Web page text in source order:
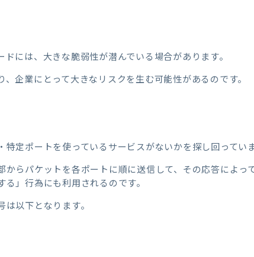
には、大きな脆弱性が潜んでいる場合があります。
企業にとって大きなリスクを生む可能性があるのです。
定ポートを使っているサービスがないかを探し回っていま
からパケットを各ポートに順に送信して、その応答によっ
」行為にも利用されるのです。
以下となります。